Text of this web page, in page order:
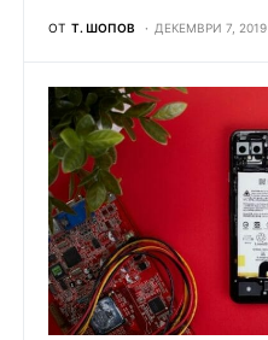
ОТ Т. ШОПОВ ДЕКЕМВРИ 7, 2019